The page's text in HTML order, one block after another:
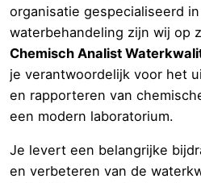
organisatie gespecialiseerd
waterbehandeling zijn wij op
Chemisch Analist
je verantwoordelijk voor het
en rapporteren van
een modern laboratorium.
Je levert een belangrijke
en verbeteren van de